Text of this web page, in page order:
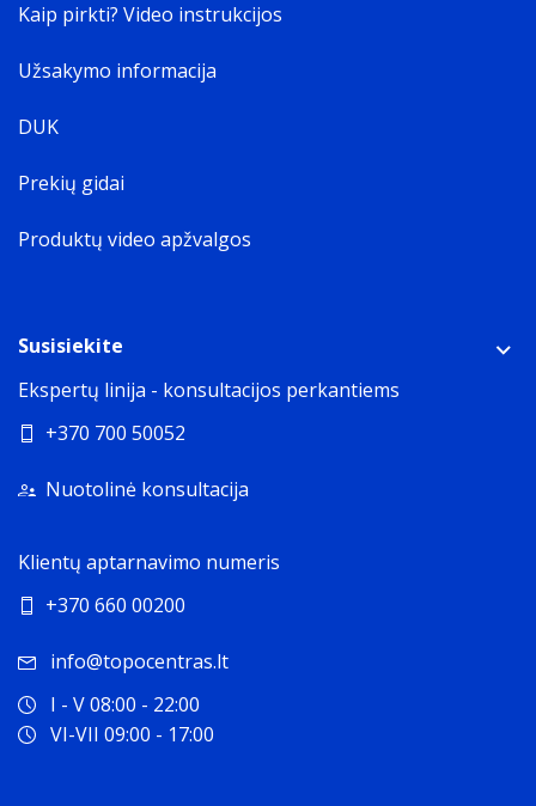
Kaip pirkti? Video instrukcijos
Užsakymo informacija
DUK
Prekių gidai
Produktų video apžvalgos
Susisiekite
Ekspertų linija - konsultacijos perkantiems
+370 700 50052
Nuotolinė konsultacija
Klientų aptarnavimo numeris
+370 660 00200
info@topocentras.lt
I - V 08:00 - 22:00
VI-VII 09:00 - 17:00